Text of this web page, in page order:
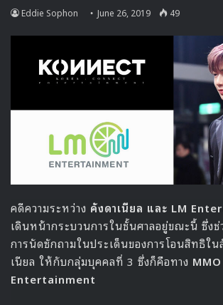
Eddie Sophon June 26, 2019 49
คดีความระหว่าง คังดาเนียล และ LM
เดินหน้ากระบวนการในชั้นศาลอยู่ขณะนี้ ซึ่งช่
การนัดซักถามในประเด็นของการโอนสิทธิใ
เนียล ให้กับกลุ่มบุคคลที่ 3 ซึ่งก็คือทาง MMO
Entertainment